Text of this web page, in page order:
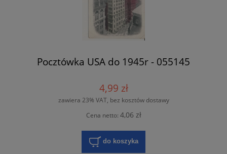
Pocztówka USA do 1945r - 055145
4,99 zł
zawiera 23% VAT, bez kosztów dostawy
Cena netto: 4,06 zł
do koszyka